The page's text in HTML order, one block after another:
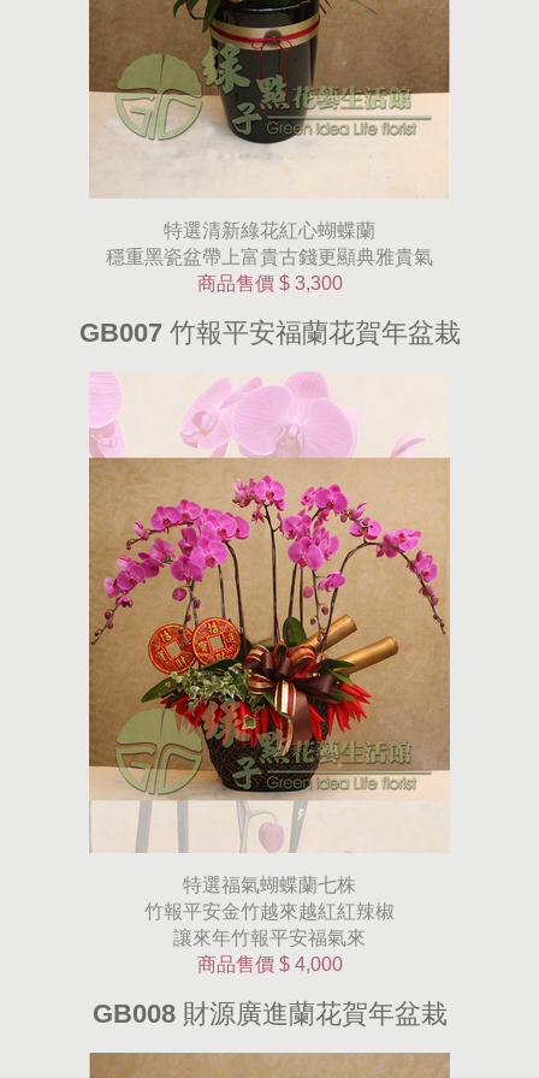
特選清新綠花紅心蝴蝶蘭
穩重黑瓷盆帶上富貴古錢更顯典雅貴氣
商品售價 $ 3,300
GB007 竹報平安福蘭花賀年盆栽
特選福氣蝴蝶蘭七株
竹報平安金竹越來越紅紅辣椒
讓來年竹報平安福氣來
商品售價 $ 4,000
GB008 財源廣進蘭花賀年盆栽